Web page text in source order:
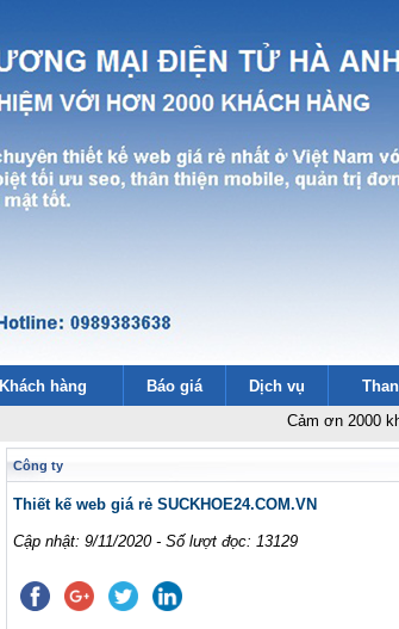
Khách hàng Báo giá Dịch vụ
Cảm ơn 2000 khách
Công ty
Thiết kế web giá rẻ SUCKHOE24.COM.VN
Cập nhật: 9/11/2020 - Số lượt đọc: 13129